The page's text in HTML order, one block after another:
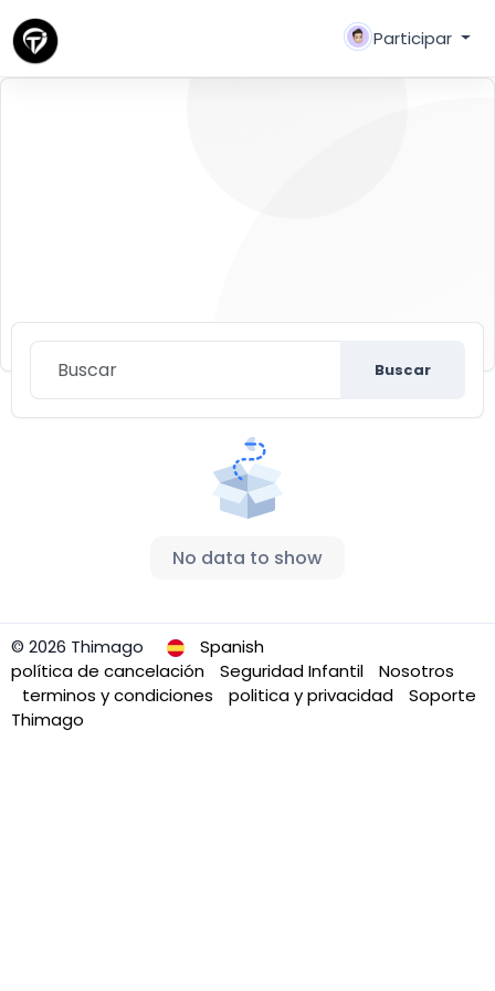
Participar
Buscar
No data to show
© 2026 Thimago
Spanish
política de cancelación
Seguridad Infantil
Nosotros
terminos y condiciones
politica y privacidad
Soporte
Thimago